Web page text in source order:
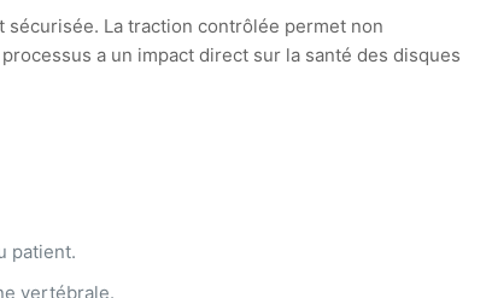
La traction contrôlée permet non
a un impact direct sur la santé des disques
patient.
vertébrale.